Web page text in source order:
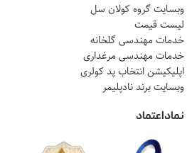
وبسایت گروه کولان سل
لیست قیمت
خدمات مهندسی گلخانه
خدمات مهندسی مرغداری
اپلیکیشن انتخاب پد کولری
وبسایت برند نادپلیمر
نماد اعتماد